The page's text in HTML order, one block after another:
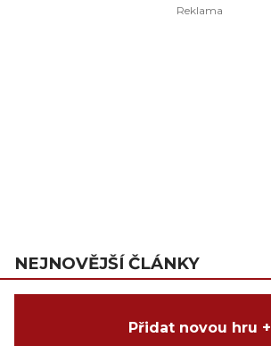
NEJNOVĚJŠÍ ČLÁNKY
Přidat novou hru +